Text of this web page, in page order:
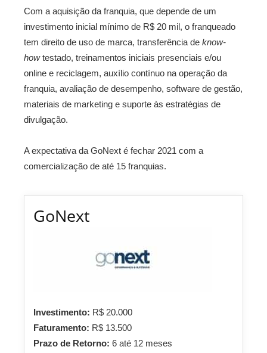
Com a aquisição da franquia, que depende de um
investimento inicial mínimo de R$ 20 mil, o franqueado
tem direito de uso de marca, transferência de know-
howtestado, treinamentos iniciais presenciais e/ou
online e reciclagem, auxílio contínuo na operação da
franquia, avaliação de desempenho, software de gestão,
materiais de marketing e suporte às estratégias de
divulgação.
A expectativa da GoNext é fechar 2021 com a
comercialização de até 15 franquias.
GoNext
Investimento: R$ 20.000
Faturamento: R$ 13.500
Prazo de Retorno: 6 até 12 meses